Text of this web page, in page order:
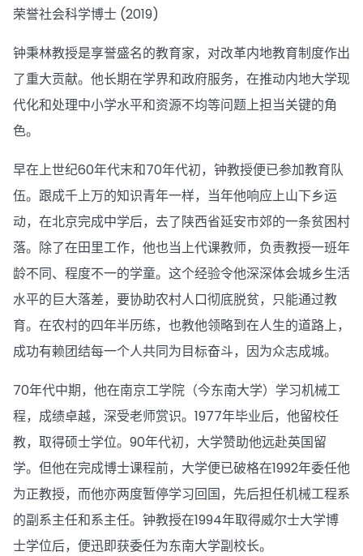
荣誉社会科学博士 (2019)
钟秉林教授是享誉盛名的教育家，对改革内地教育制度作出
了重大贡献。他长期在学界和政府服务，在推动内地大学现
代化和处理中小学水平和资源不均等问题上担当关键的角
色。
早在上世纪60年代末和70年代初，钟教授便已参加教育队
伍。跟成千上万的知识青年一样，当年他响应上山下乡运
动，在北京完成中学后，去了陕西省延安市郊的一条贫困村
落。除了在田里工作，他也当上代课教师，负责教授一班年
龄不同、程度不一的学童。这个经验令他深深体会城乡生活
水平的巨大落差，要协助农村人口彻底脱贫，只能通过教
育。在农村的四年半历练，也教他领略到在人生的道路上，
成功有赖团结每一个人共同为目标奋斗，因为众志成城。
70年代中期，他在南京工学院（今东南大学）学习机械工
程，成绩卓越，深受老师赏识。1977年毕业后，他留校任
教，取得硕士学位。90年代初，大学赞助他远赴英国留
学。但他在完成博士课程前，大学便已破格在1992年委任他
为正教授，而他亦两度暂停学习回国，先后担任机械工程系
的副系主任和系主任。钟教授在1994年取得威尔士大学博
士学位后，便迅即获委任为东南大学副校长。